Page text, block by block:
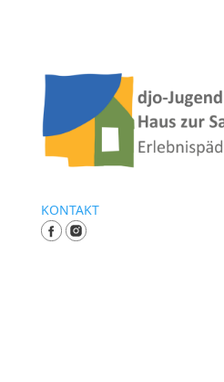
KONTAKT